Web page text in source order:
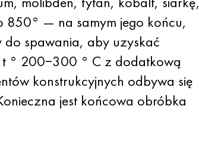
850° — na samym jego końcu,
do spawania, aby uzyskać
t ° 200−300 ° C z dodatkową
konstrukcyjnych odbywa się
jest końcowa obróbka